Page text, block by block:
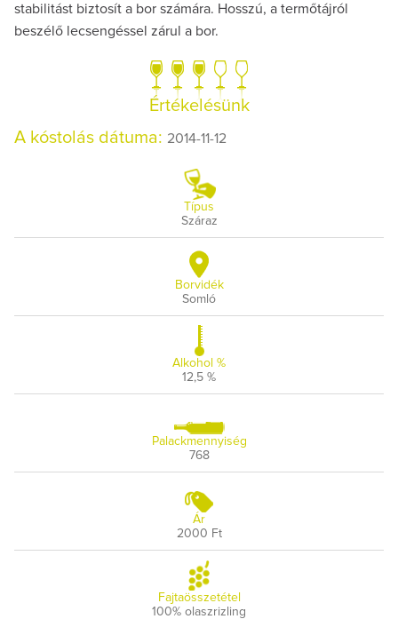
stabilitást biztosít a bor számára. Hosszú, a termőtájról
beszélő lecsengéssel zárul a bor.
Értékelésünk
A kóstolás dátuma: 2014-11-12
Típus
Száraz
Borvidék
Somló
Alkohol %
12,5 %
Palackmennyiség
768
Ár
2000 Ft
Fajtaösszetétel
100% olaszrizling